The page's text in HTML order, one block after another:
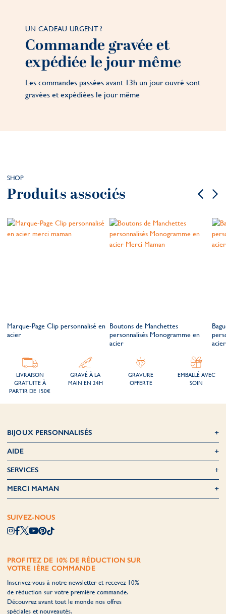
UN CADEAU URGENT ?
Commande gravée et
expédiée le jour même
Les commandes passées avant 13h un jour ouvré sont
gravées et expédiées le jour même
SHOP
Produits associés
Marque-Page Clip personnalisé en
acier
Boutons de Manchettes
personnalisés Monogramme en
acier
acier
LIVRAISON
GRATUITE À
PARTIR DE 150€
GRAVÉ À LA
MAIN EN 24H
GRAVURE
OFFERTE
EMBALLÉ AVEC
SOIN
BIJOUX PERSONNALISÉS
AIDE
SERVICES
MERCI MAMAN
SUIVEZ-NOUS
PROFITEZ DE 10% DE RÉDUCTION SUR
VOTRE 1ÈRE COMMANDE
Inscrivez-vous à notre newsletter et recevez 10%
de réduction sur votre première commande.
Découvrez avant tout le monde nos offres
spéciales et nouveautés.